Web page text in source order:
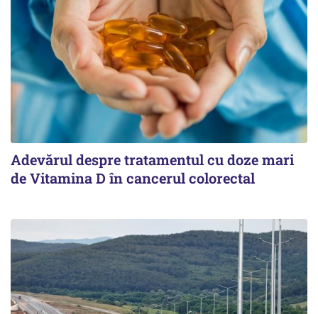
Adevărul despre tratamentul cu doze mari
de Vitamina D în cancerul colorectal